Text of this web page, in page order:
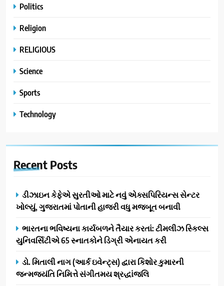
Politics
Religion
RELIGIOUS
Science
Sports
Technology
Recent Posts
ડીઝાઇન કેફેએ સુરતીઓ માટે નવું એક્સપિરિયન્સ સેન્ટર
ખોલ્યું, ગુજરાતમાં પોતાની હાજરી વધુ મજબૂત બનાવી
ભારતના ભવિષ્યના કાર્યબળને તૈયાર કરતાં: ટીમલીઝ સ્કિલ્સ
યુનિવર્સિટીએ 65 સ્નાતકોને ડિગ્રી એનાયત કરી
ડો. મિતાલી નાગ (આર્ક ઇવેન્ટ્સ) દ્વારા કિશોર કુમારની
જન્મજયંતિ નિમિત્તે સંગીતમય શ્રદ્ધાંજલિ